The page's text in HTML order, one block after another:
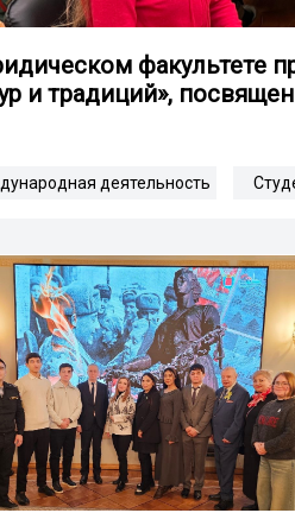
факультете
и традиций»,
деятельность